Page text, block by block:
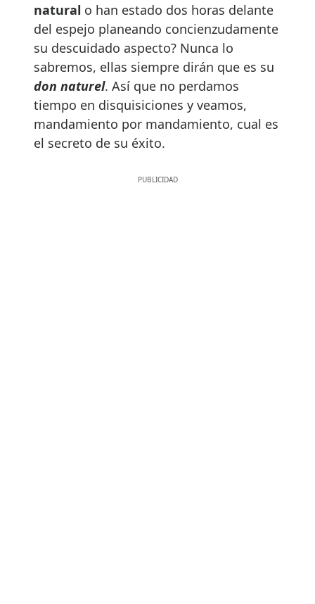
natural o han estado dos horas delante
del espejo planeando concienzudamente
su descuidado aspecto? Nunca lo
sabremos, ellas siempre dirán que es su
don naturel. Así que no perdamos
tiempo en disquisiciones y veamos,
mandamiento por mandamiento, cual es
el secreto de su éxito.